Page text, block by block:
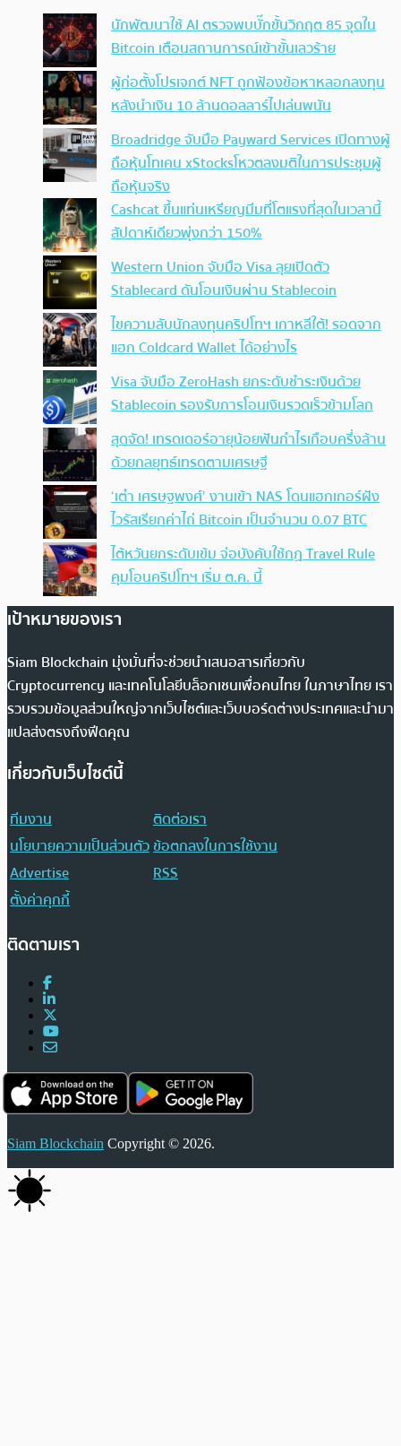
นักพัฒนาใช้ AI ตรวจพบบั๊กขั้นวิกฤต 85 จุดใน
Bitcoin เตือนสถานการณ์เข้าขั้นเลวร้าย
ผู้ก่อตั้งโปรเจกต์ NFT ถูกฟ้องข้อหาหลอกลงทุน
หลังนำเงิน 10 ล้านดอลลาร์ไปเล่นพนัน
Broadridge จับมือ Payward Services เปิดทางผู้
ถือหุ้นโทเคน xStocksโหวตลงมติในการประชุมผู้
ถือหุ้นจริง
Cashcat ขึ้นแท่นเหรียญมีมที่โตแรงที่สุดในเวลานี้
สัปดาห์เดียวพุ่งกว่า 150%
Western Union จับมือ Visa ลุยเปิดตัว
Stablecard ดันโอนเงินผ่าน Stablecoin
ไขความลับนักลงทุนคริปโทฯ เกาหลีใต้! รอดจาก
แฮก Coldcard Wallet ได้อย่างไร
Visa จับมือ ZeroHash ยกระดับชำระเงินด้วย
Stablecoin รองรับการโอนเงินรวดเร็วข้ามโลก
สุดจัด! เทรดเดอร์อายุน้อยฟันกำไรเกือบครึ่งล้าน
ด้วยกลยุทธ์เทรดตามเศรษฐี
‘เต๋า เศรษฐพงศ์’ งานเข้า NAS โดนแฮกเกอร์ฝัง
ไวรัสเรียกค่าไถ่ Bitcoin เป็นจำนวน 0.07 BTC
ไต้หวันยกระดับเข้ม จ่อบังคับใช้กฏ Travel Rule
คุมโอนคริปโทฯ เริ่ม ต.ค. นี้
เป้าหมายของเรา
Siam Blockchain มุ่งมั่นที่จะช่วยนำเสนอสารเกี่ยวกับ
Cryptocurrency และเทคโนโลยีบล็อกเชนเพื่อคนไทย ในภาษาไทย เรา
รวบรวมข้อมูลส่วนใหญ่จากเว็บไซต์และเว็บบอร์ดต่างประเทศและนำมา
แปลส่งตรงถึงฟีดคุณ
เกี่ยวกับเว็บไซต์นี้
ทีมงาน
ติดต่อเรา
นโยบายความเป็นส่วนตัวข้อตกลงในการใช้งาน
Advertise
RSS
ตั้งค่าคุกกี้
ติดตามเรา
Siam Blockchain Copyright © 2026.